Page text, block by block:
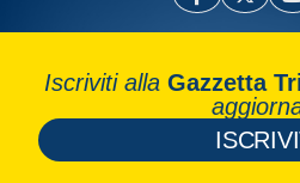
Iscriviti alla Gazzetta